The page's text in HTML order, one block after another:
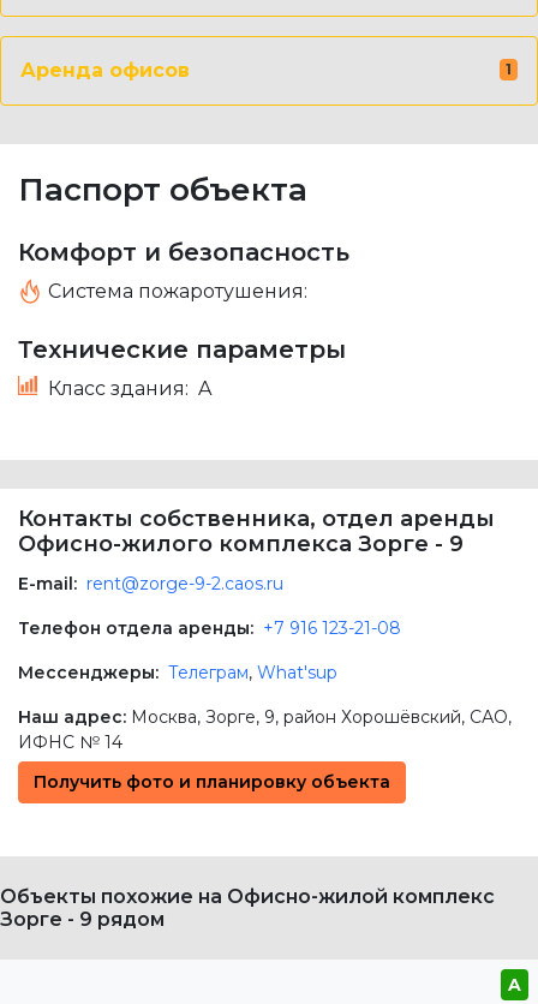
Аренда офисов 1
Паспорт объекта
Комфорт и безопасность
Система пожаротушения:
Технические параметры
Класс здания: A
Контакты собственника, отдел аренды
Офисно-жилого комплекса Зорге - 9
E-mail: rent@zorge-9-2.caos.ru
Телефон отдела аренды: +7 916 123-21-08
Мессенджеры: Телеграм, What'sup
Наш адрес: Москва, Зорге, 9, район Хорошёвский, САО,
ИФНС № 14
Получить фото и планировку объекта
Объекты похожие на Офисно-жилой комплекс
Зорге - 9 рядом
A